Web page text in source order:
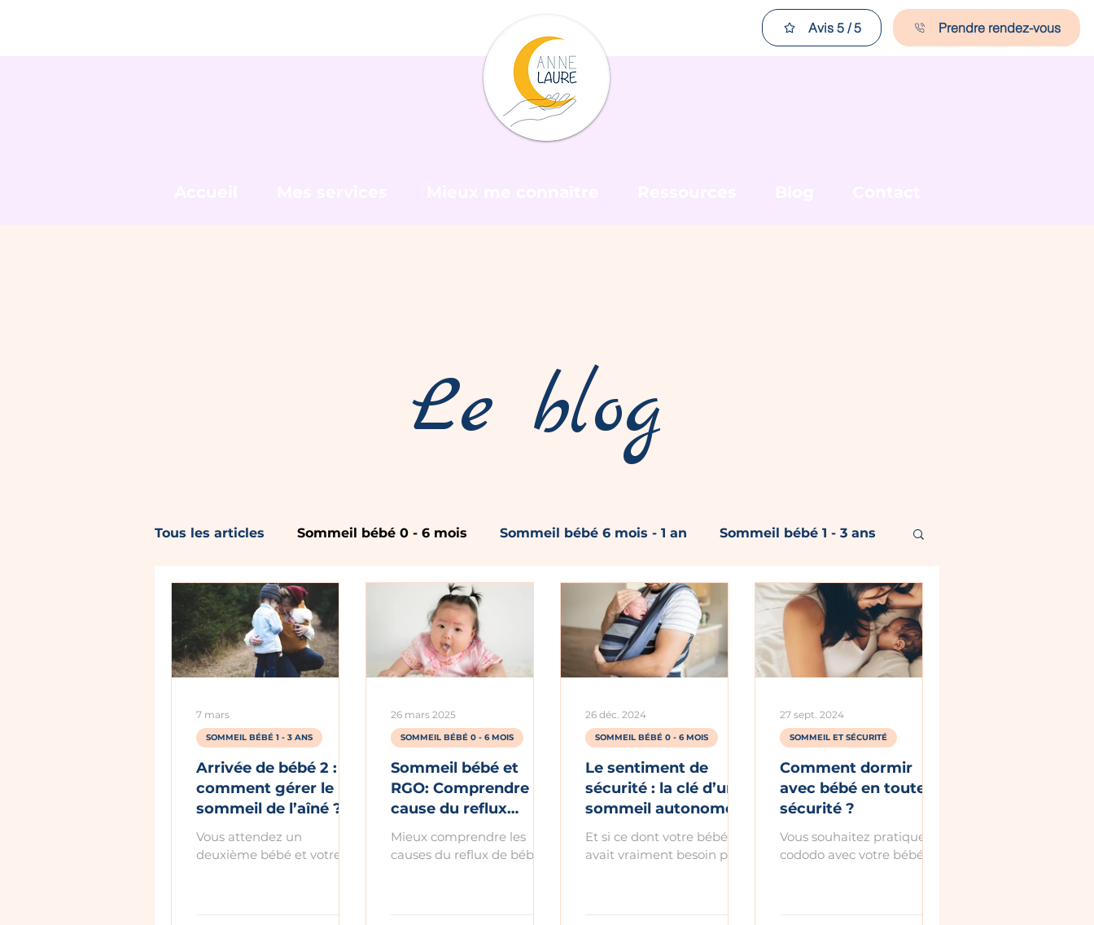
Avis 5 / 5 Prendre rendez-vous
Le blog
Tous les articles Sommeil bébé 0 - 6 mois Sommeil bébé 6 mois - 1 an Sommeil bébé 1 - 3 ans
Sommeil enfant 3 - 5 ans Réveils nocturnes Coucher et endormissement
Rythme de sommeil Sommeil et Alimentation Chambre bébé et enfant
Environnement de sommeil Sommeil et sécurité RGO
Arrivée de bébé 2 :
comment gérer le
sommeil de l’aîné ?
Vous attendez un
deuxième bébé et votre
SOMMEIL BÉBÉ 1 - 3 ANS
7 mars
Sommeil bébé et
RGO: Comprendre la
cause du reflux
gastro-oesophagien
pour aider bébé à
Mieux comprendre les
causes du reflux de bébé
SOMMEIL BÉBÉ 0 - 6 MOIS
26 mars 2025
Le sentiment de
sécurité : la clé d’un
sommeil autonome
pour votre bébé ?
Et si ce dont votre bébé
avait vraiment besoin pour
SOMMEIL BÉBÉ 0 - 6 MOIS
26 déc. 2024
Comment dormir
avec bébé en toute
sécurité ?
Vous souhaitez pratiquer le
cododo avec votre bébé
SOMMEIL ET SÉCURITÉ
27 sept. 2024